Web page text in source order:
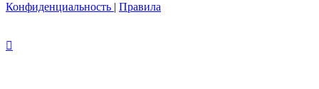
Конфиденциальность | Правила